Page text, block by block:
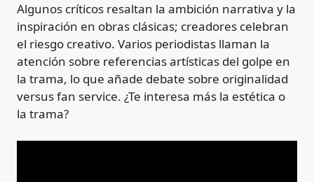
Algunos críticos resaltan la ambición narrativa y la
inspiración en obras clásicas; creadores celebran
el riesgo creativo. Varios periodistas llaman la
atención sobre referencias artísticas del golpe en
la trama, lo que añade debate sobre originalidad
versus fan service. ¿Te interesa más la estética o
la trama?